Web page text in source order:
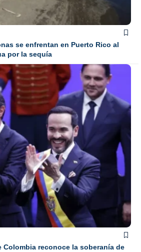
se enfrentan en Puerto Rico al
por la sequía
Colombia reconoce la soberanía de